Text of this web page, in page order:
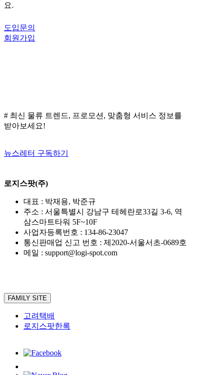
요.
도입문의
회원가입
# 최신 물류 트렌드, 프로모션, 맞춤형 서비스 정보를
받아보세요!
뉴스레터 구독하기
로지스팟(주)
대표 : 박재용, 박준규
주소 : 서울특별시 강남구 테헤란로33길 3-6, 역
삼스마트타워 5F~10F
사업자등록번호 : 134-86-23047
통신판매업 신고 번호 : 제2020-서울서초-0689호
메일 : support@logi-spot.com
FAMILY SITE
고려택배
로지스팟한록